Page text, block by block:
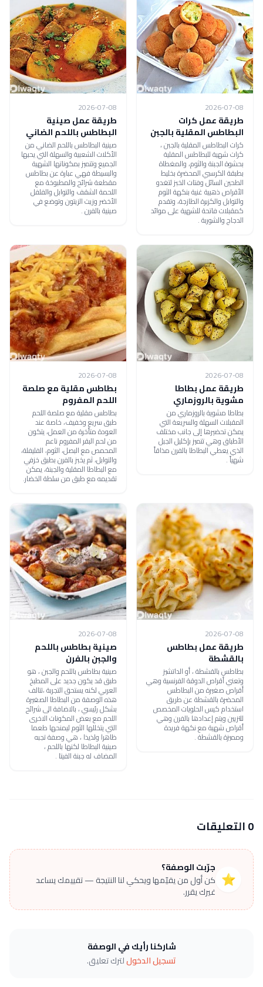
2026-07-08
طريقة عمل كرات
البطاطس المقلية بالجبن
كرات البطاطس المقلية بالجبن ،
كرات شهية للبطاطس المقلية
بحشوة الجبنة والثوم، والمغطاة
بطبقة الكرسبي المحضرة بخليط
الطحين السائل وفتات الخبز لتغدو
الأقراص ذهبية غنية بنكهة الثوم
والتوابل والكزبرة الطازجة، وتقدم
كمقبلات فاتحة للشهية على موائد
الدجاج والشوربة .
2026-07-08
طريقة عمل صينية
البطاطس باللحم الضاني
صينية البطاطس باللحم الضاني من
الأكلات الشعبية والسهلة التي يحبها
الجميع وتتميز بمكوناتها الشهية
والبسيطة فهي عبارة عن بطاطس
مقطعة شرائح والمطبوخة مع
اللحمة الشقف والتوابل والفلفل
الأخضر وزيت الزيتون وتوضع في
صينية بالفرن .
2026-07-08
طريقة عمل بطاطا
مشوية بالروزماري
بطاطا مشوية بالروزماري من
المقبلات السهلة والسريعة التي
يمكن تحضيرها إلى جانب مختلف
الأطباق وهي تتميز بإكليل الجبل
الذي يعطي البطاطا بالفرن مذاقاً
شهياً .
2026-07-08
بطاطس مقلية مع صلصة
اللحم المفروم
بطاطس مقلية مع صلصة اللحم
طبق سريع وخفيف، خاصة عند
العودة متأخرة من العمل، يتكون
من لحم البقر المفروم ناعم
المحمص مع البصل، الثوم، الفليفلة،
والتوابل، ثم يخبز بالفرن بطبق خزفي
مع البطاطا المقلية والجبنة، يمكن
تقديمه مع طبق من سلطة الخضار.
2026-07-08
طريقة عمل بطاطس
بالقشطة
بطاطس بالقشطة ، أو الداتشيز
وتعني أقراص الدوقة الفرنسية وهي
أقراص صغيرة من البطاطس
المحضرة بالقشطة عن طريق
استخدام كيس الحلويات المخصص
للتزيين ويتم إعدادها بالفرن وهي
أقراص شهية مع نكهة فريدة
ومميزة بالقشطة .
2026-07-08
صينية بطاطس باللحم
والجبن بالفرن
صينية بطاطس باللحم والجبن ، هو
طبق قد يكون جديد على المطبخ
العربي لكنه يستحق التجربة ،تتالف
هذه الوصفة من البطاطا الصغيرة
بشكل رئيسي ، بالاضافة الى شرائح
اللحم مع بعض المكونات الاخرى
التي يتخللها الثوم ليمنحها طعما
ظاهرا ولذيذا ، هي وصفة تجبه
صينية البطاطا لكنها باللحم ،
المضاف له جبنة الفيتا .
0 التعليقات
⭐
جرّبت الوصفة؟
كن أول من يقيّمها ويحكي لنا النتيجة — تقييمك يساعد
غيرك يقرر.
شاركنا رأيك في الوصفة
تسجيل الدخوللترك تعليق.